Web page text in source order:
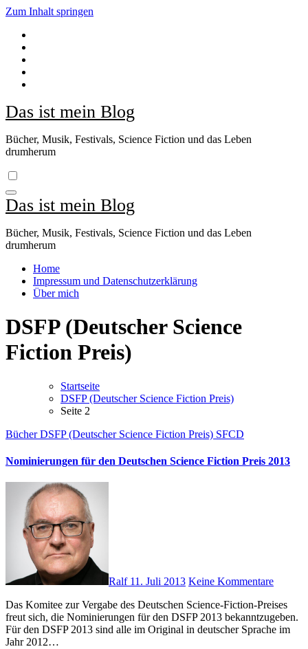
Zum Inhalt springen
Das ist mein Blog
Bücher, Musik, Festivals, Science Fiction und das Leben
drumherum
Das ist mein Blog
Bücher, Musik, Festivals, Science Fiction und das Leben
drumherum
Home
Impressum und Datenschutzerklärung
Über mich
DSFP (Deutscher Science
Fiction Preis)
Startseite
DSFP (Deutscher Science Fiction Preis)
Seite 2
BücherDSFP (Deutscher Science Fiction Preis) SFCD
Nominierungen für den Deutschen Science Fiction Preis 2013
Ralf 11. Juli 2013 Keine Kommentare
Das Komitee zur Vergabe des Deutschen Science-Fiction-Preises
freut sich, die Nominierungen für den DSFP 2013 bekanntzugeben.
Für den DSFP 2013 sind alle im Original in deutscher Sprache im
Jahr 2012…